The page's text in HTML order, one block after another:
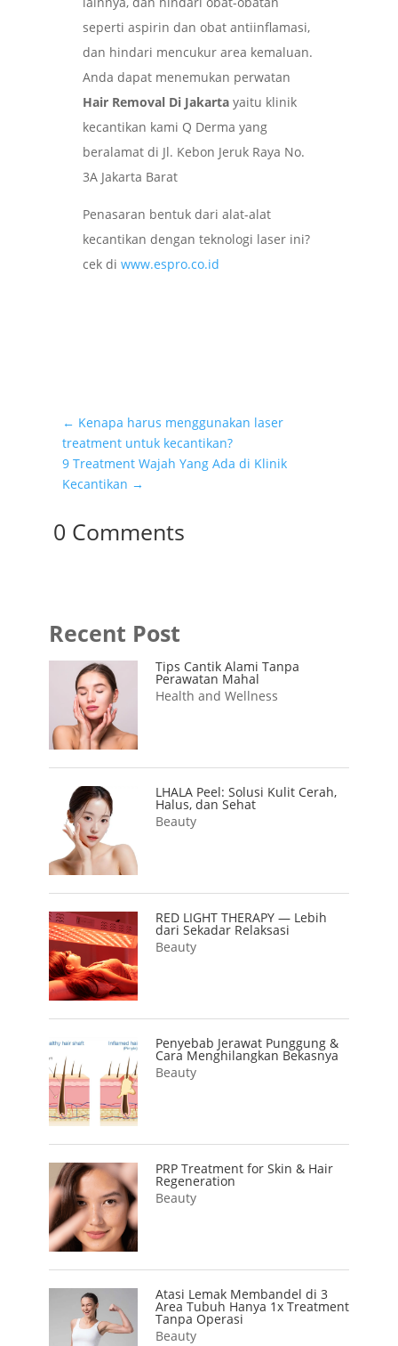
seperti aspirin dan obat antiinflamasi,
dan hindari mencukur area kemaluan.
Anda dapat menemukan perwatan
Hair Removal Di Jakartayaitu klinik
kecantikan kami Q Derma yang
beralamat di Jl. Kebon Jeruk Raya No.
3A Jakarta Barat
Penasaran bentuk dari alat-alat
kecantikan dengan teknologi laser ini?
cek di www.espro.co.id
← Kenapa harus menggunakan laser
treatment untuk kecantikan?
9 Treatment Wajah Yang Ada di Klinik
Kecantikan →
0 Comments
Recent Post
Tips Cantik Alami Tanpa
Perawatan Mahal
Health and Wellness
LHALA Peel: Solusi Kulit Cerah,
Halus, dan Sehat
Beauty
RED LIGHT THERAPY — Lebih
dari Sekadar Relaksasi
Beauty
Penyebab Jerawat Punggung &
Cara Menghilangkan Bekasnya
Beauty
PRP Treatment for Skin & Hair
Regeneration
Beauty
Atasi Lemak Membandel di 3
Area Tubuh Hanya 1x Treatment
Tanpa Operasi
Beauty